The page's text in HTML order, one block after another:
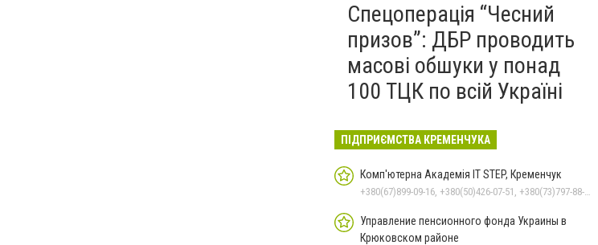
Спецоперація “Чесний
призов”: ДБР проводить
масові обшуки у понад
100 ТЦК по всій Україні
ПІДПРИЄМСТВА КРЕМЕНЧУКА
Комп'ютерна Академія IT STEP, Кременчук
+380(67)899-09-16, +380(50)426-07-51, +380(73)797-88-17
Управление пенсионного фонда Украины в
Крюковском районе